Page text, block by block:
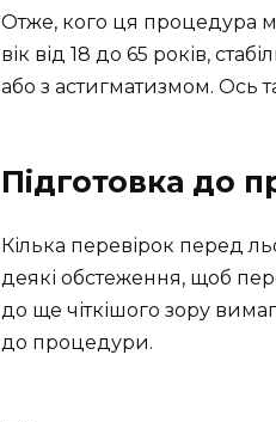
Отже, кого ця процедура
вік від 18 до 65 років,
або з астигматизмом. Ось
Підготовка до
Кілька перевірок перед
деякі обстеження, щоб
до ще чіткішого зору
до процедури.